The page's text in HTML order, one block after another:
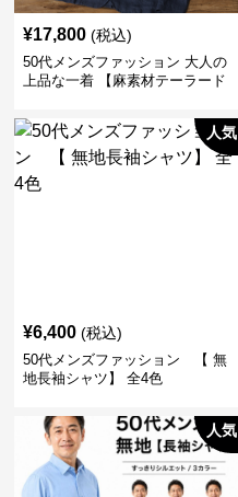
¥17,800 (税込)
50代メンズファッション 大人の
上品な一着 【麻素材テーラード
人気
¥6,400 (税込)
50代メンズファッション 【 無
地長袖シャツ】 全4色
人気